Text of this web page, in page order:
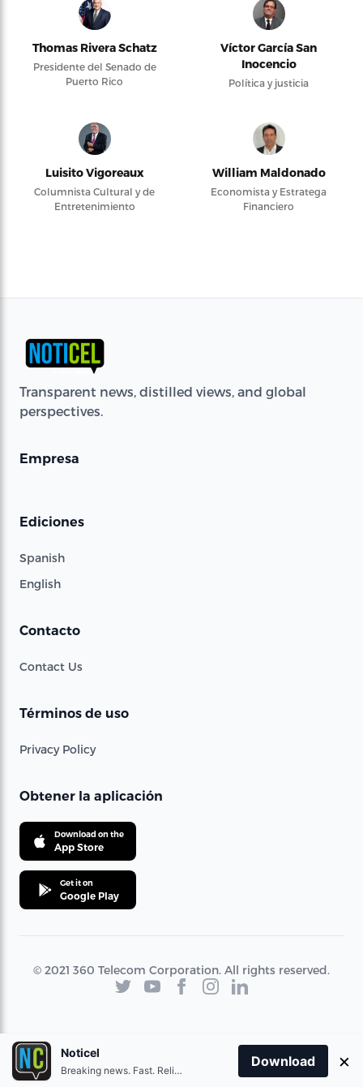
Thomas Rivera Schatz
Presidente del Senado de
Puerto Rico
Víctor García San
Inocencio
Política y justicia
Luisito Vigoreaux
Columnista Cultural y de
Entretenimiento
William Maldonado
Economista y Estratega
Financiero
Transparent news, distilled views, and global
perspectives.
Empresa
Ediciones
Spanish
English
Contacto
Contact Us
Términos de uso
Privacy Policy
Obtener la aplicación
Download on the
App Store
Get it on
Google Play
© 2021 360 Telecom Corporation. All rights reserved.
Noticel
Breaking news. Fast. Reliable.
Download ×